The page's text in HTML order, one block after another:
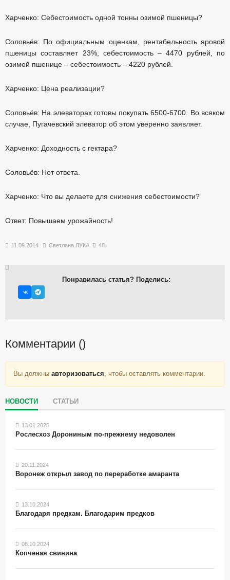
Харченко: Себестоимость одной тонны озимой пшеницы?
Соловьёв: По официальным оценкам, рентабельность яровой
пшеницы составляет 23%, себестоимость – 4470 рублей, по
озимой пшенице – себестоимость – 4220 рублей.
Харченко: Цена реализации?
Соловьёв: На элеваторах готовы покупать 6500-6700. Во всяком
случае, Пугачевский элеватор об этом уверенно заявляет.
Харченко: Доходность с гектара?
Соловьёв: Нет ответа.
Харченко: Что вы делаете для снижения себестоимости?
Ответ: Повышаем урожайность!
11.09.2014 Светлана ЛУКА 48
Понравилась статья? Поделись:
Комментарии ()
Вы должны авторизоваться , чтобы оставлять комментарии.
НОВОСТИ СТАТЬИ
13.01.2025
Рослесхоз Дорониным по-прежнему недоволен
20.11.2024
Воронеж открыл завод по переработке амаранта
13.10.2024
Благодаря предкам. Благодарим предков
08.10.2024
Копченая свинина